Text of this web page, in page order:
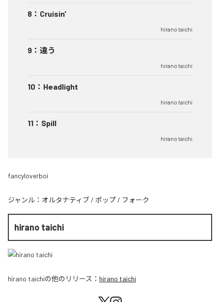
8 ： Cruisin'
hirano taichi
9 ： 違う
hirano taichi
10 ： Headlight
hirano taichi
11 ： Spill
hirano taichi
fancyloverboi
ジャンル： オルタナティブ / ポップ / フォーク
hirano taichi
hirano taichiの他のリリース： hirano taichi